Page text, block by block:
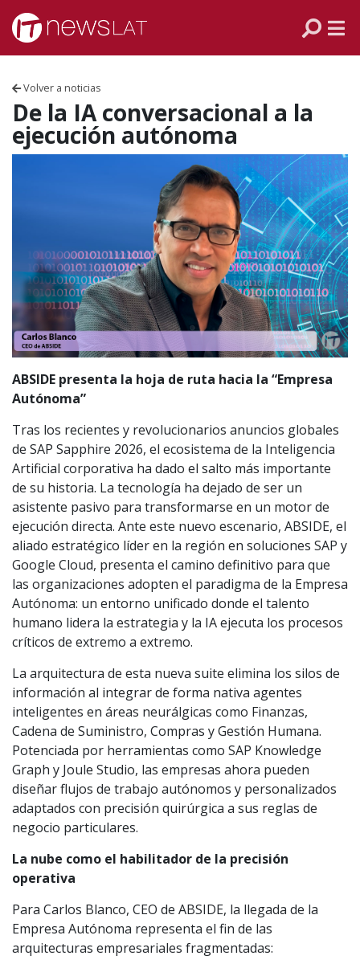
Skip to content
Volver a noticias
De la IA conversacional a la
ejecución autónoma
ABSIDE presenta la hoja de ruta hacia la “Empresa
Autónoma”
Tras los recientes y revolucionarios anuncios globales
de SAP Sapphire 2026, el ecosistema de la Inteligencia
Artificial corporativa ha dado el salto más importante
de su historia. La tecnología ha dejado de ser un
asistente pasivo para transformarse en un motor de
ejecución directa. Ante este nuevo escenario, ABSIDE, el
aliado estratégico líder en la región en soluciones SAP y
Google Cloud, presenta el camino definitivo para que
las organizaciones adopten el paradigma de la Empresa
Autónoma: un entorno unificado donde el talento
humano lidera la estrategia y la IA ejecuta los procesos
críticos de extremo a extremo.
La arquitectura de esta nueva suite elimina los silos de
información al integrar de forma nativa agentes
inteligentes en áreas neurálgicas como Finanzas,
Cadena de Suministro, Compras y Gestión Humana.
Potenciada por herramientas como SAP Knowledge
Graph y Joule Studio, las empresas ahora pueden
diseñar flujos de trabajo autónomos y personalizados
adaptados con precisión quirúrgica a sus reglas de
negocio particulares.
La nube como el habilitador de la precisión
operativa
Para Carlos Blanco, CEO de ABSIDE, la llegada de la
Empresa Autónoma representa el fin de las
arquitecturas empresariales fragmentadas:
VENEZUELA
ECUADOR
PERÚ
CHILE
ARGENTINA
MÉXICO